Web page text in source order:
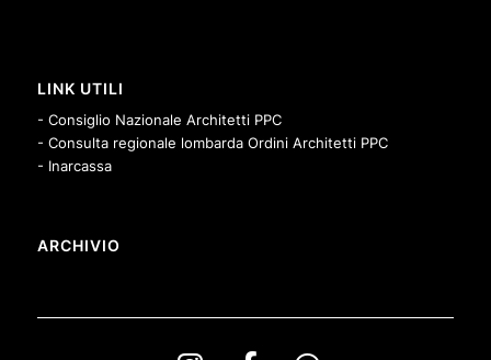
LINK UTILI
- Consiglio Nazionale Architetti PPC
- Consulta regionale lombarda Ordini Architetti PPC
- Inarcassa
ARCHIVIO